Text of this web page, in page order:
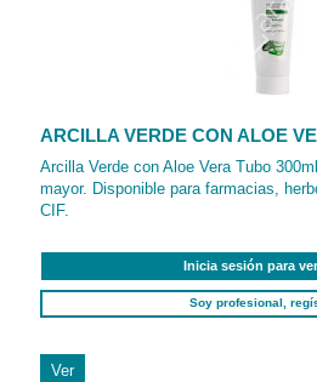
ARCILLA VERDE CON ALOE
Arcilla Verde con Aloe Vera Tubo
mayor. Disponible para farmacias,
CIF.
Inicia sesión para
Soy profesional,
Ver